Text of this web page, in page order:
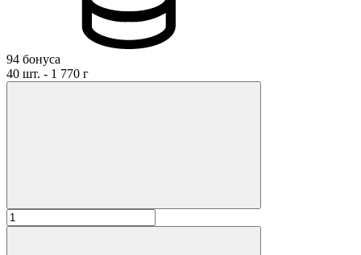
94 бонуса
40 шт. - 1 770 г